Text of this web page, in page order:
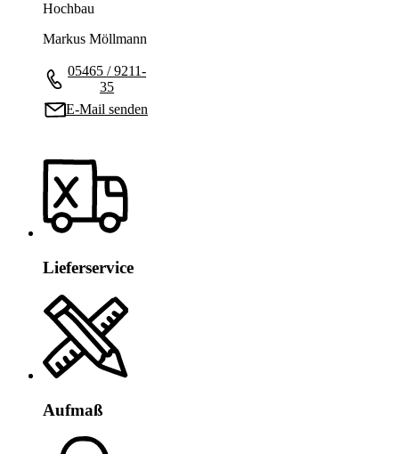
Hochbau
Markus Möllmann
05465 / 9211-
35
E-Mail senden
Lieferservice
Aufmaß